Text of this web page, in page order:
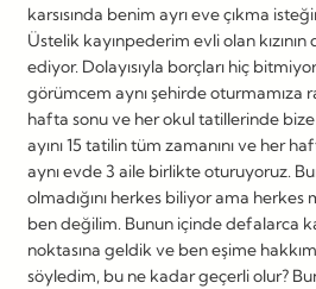
karsısında benim ayrı eve çıkma
Üstelik kayınpederim evli olan
ediyor. Dolayısıyla borçları hiç
görümcem aynı şehirde oturmamıza
hafta sonu ve her okul tatillerinde
ayını 15 tatilin tüm zamanını ve her
aynı evde 3 aile birlikte oturuyoruz.
olmadığını herkes biliyor ama
ben değilim. Bunun içinde defalarca
noktasına geldik ve ben eşime
söyledim, bu ne kadar geçerli olur?